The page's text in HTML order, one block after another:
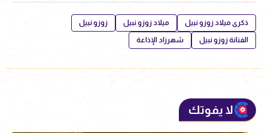
ذكرى ميلاد زوزو نبيل ميلاد زوزو نبيل زوزو نبيل
الفنانة زوزو نبيل شهرزاد الإذاعة
لا يفوتك